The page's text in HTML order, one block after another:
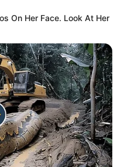
—
відкрили
(фото)
On Her Face. Look At Her